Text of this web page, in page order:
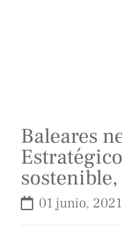
Baleares
01 junio, 2021